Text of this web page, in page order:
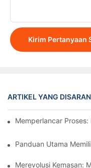
Kirim Pertanyaan
ARTIKEL YANG
Memperlancar
Panduan Utama
Merevolusi Kemasan: